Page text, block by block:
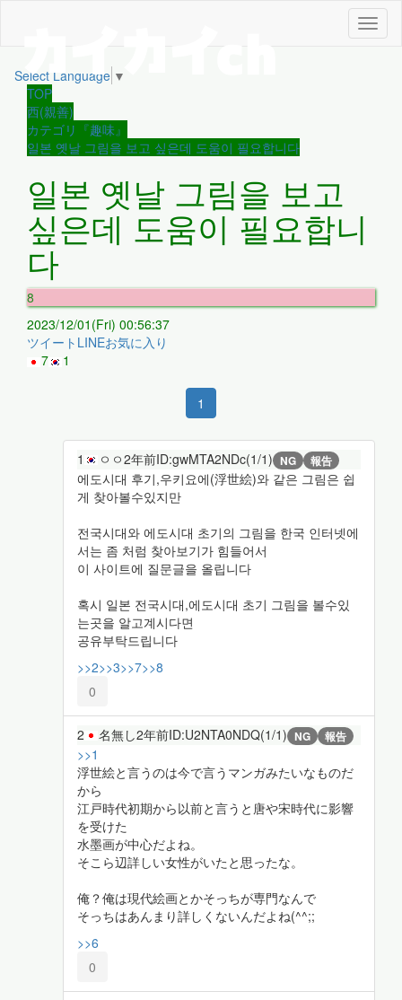
メ
ニ
Select Language ▼
TOP
西(親善)
カテゴリ『趣味』
일본 옛날 그림을 보고 싶은데 도움이 필요합니다
일본 옛날 그림을 보고
싶은데 도움이 필요합니
다
8
2023/12/01(Fri) 00:56:37
ツイート LINEお気に入り
7
1
1
1 ㅇㅇ2年前ID:gwMTA2NDc(1/1) NG 報告
에도시대 후기,우키요에(浮世絵)와 같은 그림은 쉽
게 찾아볼수있지만
전국시대와 에도시대 초기의 그림을 한국 인터넷에
서는 좀 처럼 찾아보기가 힘들어서
이 사이트에 질문글을 올립니다
혹시 일본 전국시대,에도시대 초기 그림을 볼수있
는곳을 알고계시다면
공유부탁드립니다
>>2>>3>>7>>8
0
2 名無し2年前ID:U2NTA0NDQ(1/1) NG 報告
>>1
浮世絵と言うのは今で言うマンガみたいなものだ
から
江戸時代初期から以前と言うと唐や宋時代に影響
を受けた
水墨画が中心だよね。
そこら辺詳しい女性がいたと思ったな。
俺？俺は現代絵画とかそっちが専門なんで
そっちはあんまり詳しくないんだよね(^^;;
>>6
0